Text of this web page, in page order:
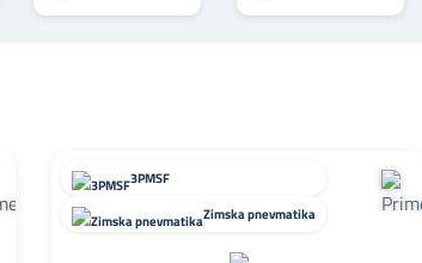
3PMSF
Zimska pnevmatika